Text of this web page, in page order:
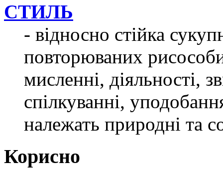
СТИЛЬ
- відносно стійка
повторюваних
мисленні, діяльності,
спілкуванні,
належать природні та
Корисно